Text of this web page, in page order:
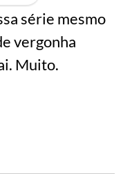
série mesmo
vergonha
Muito.